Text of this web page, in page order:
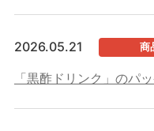
2026.05.21 商
「黒酢ドリンク」のパ